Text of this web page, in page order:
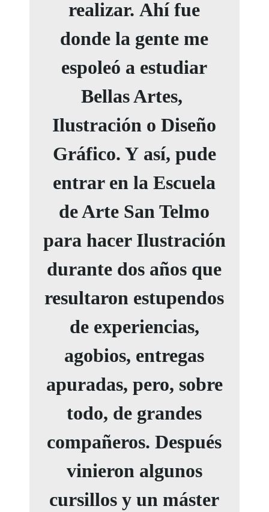
realizar. Ahí fue
donde la gente me
espoleó a estudiar
Bellas Artes,
Ilustración o Diseño
Gráfico. Y así, pude
entrar en la Escuela
de Arte San Telmo
para hacer Ilustración
durante dos años que
resultaron estupendos
de experiencias,
agobios, entregas
apuradas, pero, sobre
todo, de grandes
compañeros. Después
vinieron algunos
cursillos y un máster